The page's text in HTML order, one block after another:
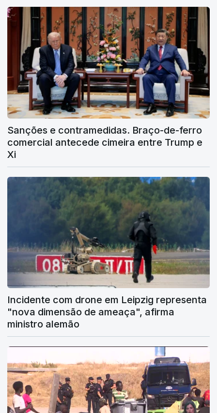
Sanções e contramedidas. Braço-de-ferro
comercial antecede cimeira entre Trump e
Xi
Incidente com drone em Leipzig representa
"nova dimensão de ameaça", afirma
ministro alemão